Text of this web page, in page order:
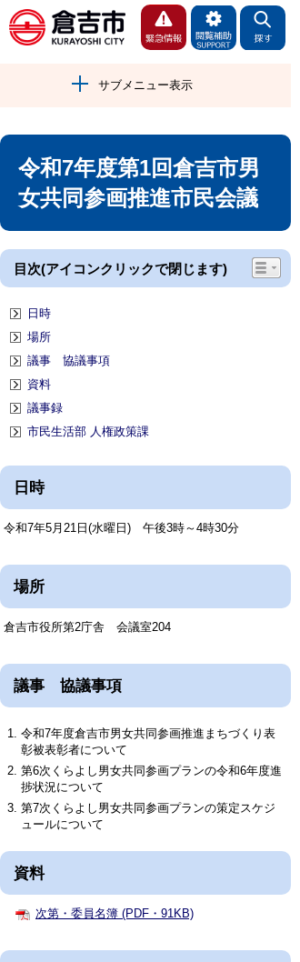
サブメニュー表示
令和7年度第1回倉吉市男
女共同参画推進市民会議
目次(アイコンクリックで閉じます)
日時
場所
議事 協議事項
資料
議事録
市民生活部 人権政策課
日時
令和7年5月21日(水曜日) 午後3時～4時30分
場所
倉吉市役所第2庁舎 会議室204
議事 協議事項
令和7年度倉吉市男女共同参画推進まちづくり表
彰被表彰者について
第6次くらよし男女共同参画プランの令和6年度進
捗状況について
第7次くらよし男女共同参画プランの策定スケジ
ュールについて
資料
次第・委員名簿 (PDF・91KB)